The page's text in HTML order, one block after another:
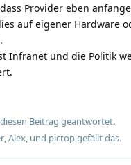
Provider eben
auf eigener Hardware
Infranet und die Politik
Beitrag geantwortet.
,Alex, und pictopgefällt das.